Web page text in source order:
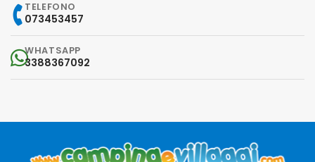
TELEFONO
073453457
WHATSAPP
3388367092